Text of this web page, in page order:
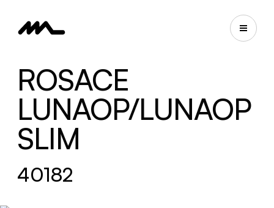
ROSACE
LUNAOP/LUNAOP
SLIM
40182